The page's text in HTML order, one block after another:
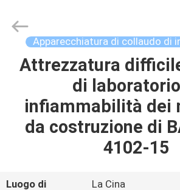
CASA
PRODOTTI
YUYANG
INSTRUMENT
Reserved.
Apparecchiatura di collaudo di
Attrezzatura
di
infiammabilità dei
da costruzione di
4102-15
Luogo di
La Cina